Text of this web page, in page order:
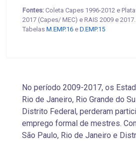
Fontes: Coleta Capes 1996-2012 e
2017 (Capes/ MEC) e RAIS 2009 e
Tabelas M.EMP.16 e D.EMP.15
No período 2009-2017, os
Rio de Janeiro, Rio Grande do
Distrito Federal, perderam
emprego formal de mestres.
São Paulo, Rio de Janeiro e